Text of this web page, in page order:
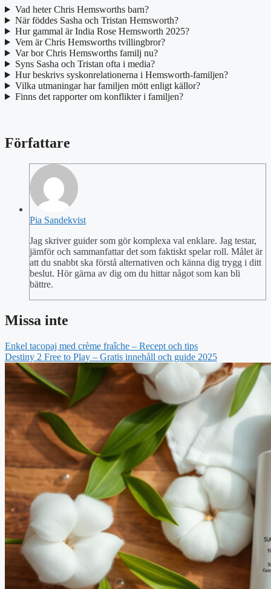
Vad heter Chris Hemsworths barn?
När föddes Sasha och Tristan Hemsworth?
Hur gammal är India Rose Hemsworth 2025?
Vem är Chris Hemsworths tvillingbror?
Var bor Chris Hemsworths familj nu?
Syns Sasha och Tristan ofta i media?
Hur beskrivs syskonrelationerna i Hemsworth-familjen?
Vilka utmaningar har familjen mött enligt källor?
Finns det rapporter om konflikter i familjen?
Författare
Pia Sandekvist
Jag skriver guider som gör komplexa val enklare. Jag testar,
jämför och sammanfattar det som faktiskt spelar roll. Målet är
att du snabbt ska förstå alternativen och känna dig trygg i ditt
beslut. Hör gärna av dig om du hittar något som kan bli
bättre.
Missa inte
Enkel tacopaj med crème fraîche – Recept och tips
Destiny 2 Free to Play – Gratis innehåll och guide 2025